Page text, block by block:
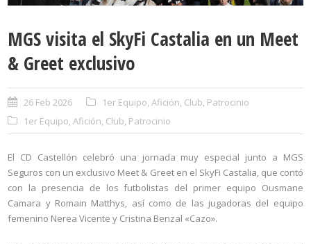
MGS visita el SkyFi Castalia en un Meet
& Greet exclusivo
26 Feb 2026 1er Equipo, Afición, Club, Patrocinio
1er Equipo, Afición, Club, Patrocinio
El CD Castellón celebró una jornada muy especial junto a MGS
Seguros con un exclusivo Meet & Greet en el SkyFi Castalia, que contó
con la presencia de los futbolistas del primer equipo Ousmane
Camara y Romain Matthys, así como de las jugadoras del equipo
femenino Nerea Vicente y Cristina Benzal «Cazo».